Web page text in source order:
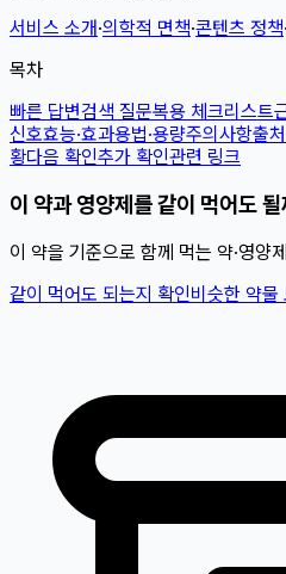
서비스 소개·의학적 면책·콘텐츠 정책·
목차
빠른 답변검색 질문복용 체크리스트
신호효능·효과용법·용량주의사항출처
황다음 확인추가 확인관련 링크
이 약과 영양제를 같이 먹어도
이 약을 기준으로 함께 먹는 약·영양
같이 먹어도 되는지 확인비슷한 약물